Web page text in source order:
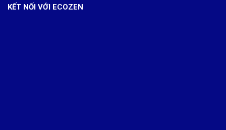
KẾT NỐI VỚI ECOZEN